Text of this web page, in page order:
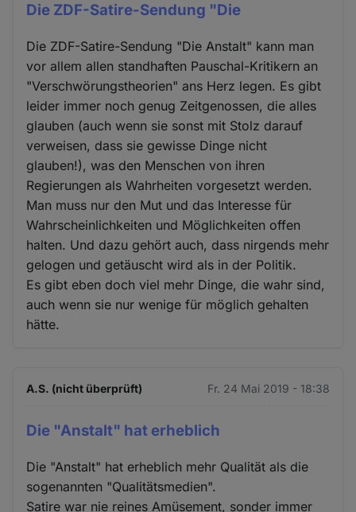
Die ZDF-Satire-Sendung "Die
Die ZDF-Satire-Sendung "Die Anstalt" kann man
vor allem allen standhaften Pauschal-Kritikern an
"Verschwörungstheorien" ans Herz legen. Es gibt
leider immer noch genug Zeitgenossen, die alles
glauben (auch wenn sie sonst mit Stolz darauf
verweisen, dass sie gewisse Dinge nicht
glauben!), was den Menschen von ihren
Regierungen als Wahrheiten vorgesetzt werden.
Man muss nur den Mut und das Interesse für
Wahrscheinlichkeiten und Möglichkeiten offen
halten. Und dazu gehört auch, dass nirgends mehr
gelogen und getäuscht wird als in der Politik.
Es gibt eben doch viel mehr Dinge, die wahr sind,
auch wenn sie nur wenige für möglich gehalten
hätte.
A.S. (nicht überprüft) Fr. 24 Mai 2019 - 18:38
Die "Anstalt" hat erheblich
Die "Anstalt" hat erheblich mehr Qualität als die
sogenannten "Qualitätsmedien".
Satire war nie reines Amüsement, sonder immer